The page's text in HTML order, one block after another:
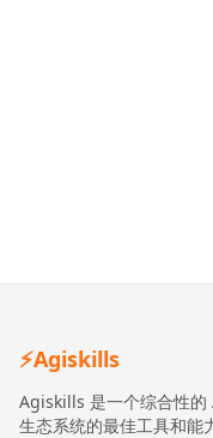
⚡Agiskills
Agiskills 是一个综合性的
生态系统的最佳工具和能